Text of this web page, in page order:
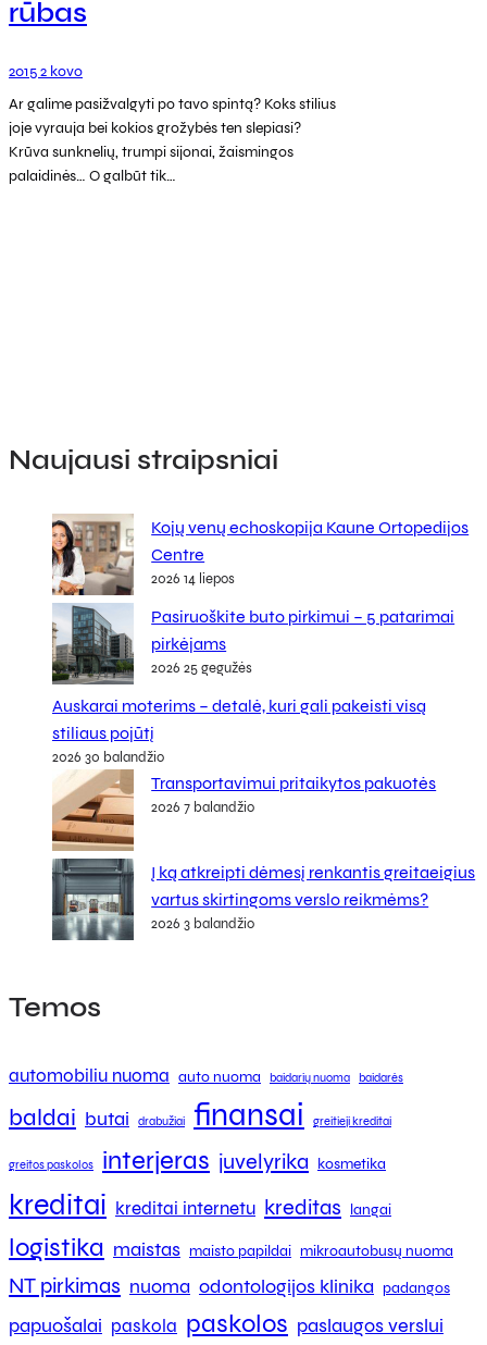
rūbas
2015 2 kovo
Ar galime pasižvalgyti po tavo spintą? Koks stilius
joje vyrauja bei kokios grožybės ten slepiasi?
Krūva sunknelių, trumpi sijonai, žaismingos
palaidinės… O galbūt tik…
Naujausi straipsniai
Kojų venų echoskopija Kaune Ortopedijos
Centre
2026 14 liepos
Pasiruoškite buto pirkimui – 5 patarimai
pirkėjams
2026 25 gegužės
Auskarai moterims – detalė, kuri gali pakeisti visą
stiliaus pojūtį
2026 30 balandžio
Transportavimui pritaikytos pakuotės
2026 7 balandžio
Į ką atkreipti dėmesį renkantis greitaeigius
vartus skirtingoms verslo reikmėms?
2026 3 balandžio
Temos
automobiliu nuoma auto nuoma baidarių nuoma baidarės
baldai butai drabužiai finansai greitieji kreditai
greitos paskolos interjeras juvelyrika kosmetika
kreditai kreditai internetu kreditas langai
logistika maistas maisto papildai mikroautobusų nuoma
NT pirkimas nuoma odontologijos klinika padangos
papuošalai paskola paskolos paslaugos verslui